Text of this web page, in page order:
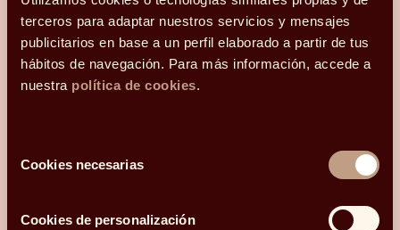
terceros para adaptar nuestros servicios y mensajes
publicitarios en base a un perfil elaborado a partir de tus
hábitos de navegación. Para más información, accede a
nuestra política de cookies.
deCookies necesarias
Cookies de personalización
Una conversación para orientarte con
claridad.
contactarme en el teléfono
Mi código postal es
y os he conocido